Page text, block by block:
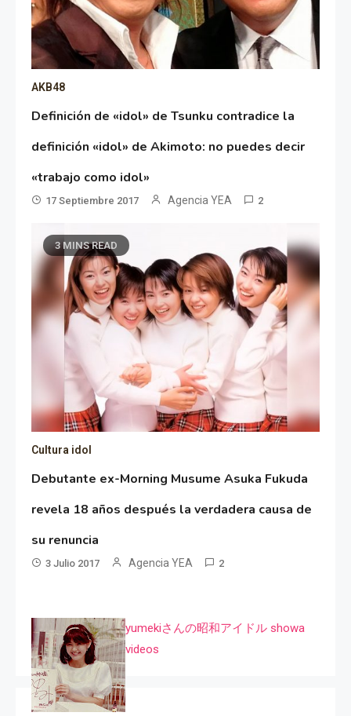
AKB48
Definición de «idol» de Tsunku contradice la
definición «idol» de Akimoto: no puedes decir
«trabajo como idol»
17 Septiembre 2017 Agencia YEA 2
3 MINS READ
Cultura idol
Debutante ex-Morning Musume Asuka Fukuda
revela 18 años después la verdadera causa de
su renuncia
3 Julio 2017 Agencia YEA 2
yumekiさんの昭和アイドル showa
videos